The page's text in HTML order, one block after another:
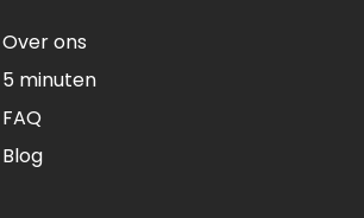
Over ons
5 minuten
FAQ
Blog